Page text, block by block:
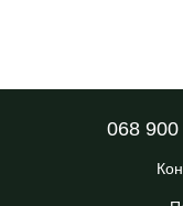
068 900